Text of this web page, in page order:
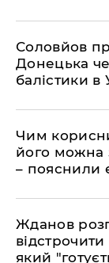
Соловйов
Донецька
балістики в
Чим
його можна
– пояснили
Жданов
який